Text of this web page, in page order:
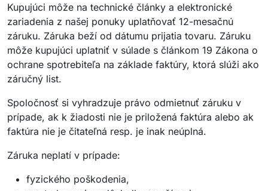
Kupujúci môže na technické články a elektronické
zariadenia z našej ponuky uplatňovať 12-mesačnú
záruku. Záruka beží od dátumu prijatia tovaru. Záruku
môže kupujúci uplatniť v súlade s článkom 19 Zákona o
ochrane spotrebiteľa na základe faktúry, ktorá slúži ako
záručný list.
Spoločnosť si vyhradzuje právo odmietnuť záruku v
prípade, ak k žiadosti nie je priložená faktúra alebo ak
faktúra nie je čitateľná resp. je inak neúplná.
Záruka neplatí v prípade:
fyzického poškodenia,